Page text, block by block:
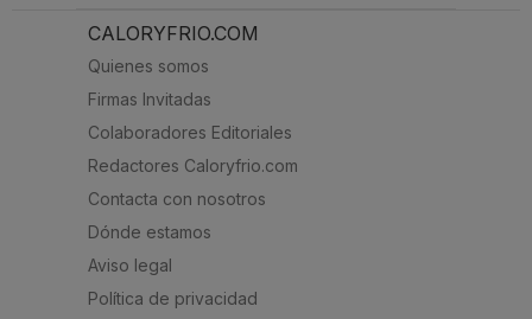
CALORYFRIO.COM
Quienes somos
Firmas Invitadas
Colaboradores Editoriales
Redactores Caloryfrio.com
Contacta con nosotros
Dónde estamos
Aviso legal
Política de privacidad